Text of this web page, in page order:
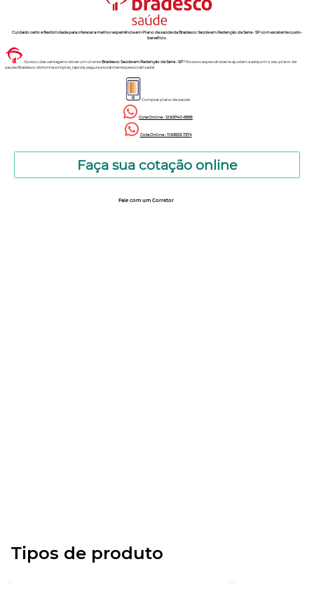
Cuidado certo e flexibilidade para oferecer a melhor experiência em Plano de saúde da Bradesco Saúde em Redenção da Serra - SP com excelente custo-
benefício.
Gostou das vantagens de ser um cliente Bradesco Saúdeem Redenção da Serra - SP? Nossos especialistas te ajudam a adquirir o seu plano de
saúde Bradesco de forma simples, rápida, segura e totalmente personalizada!
Comprar plano de saúde
Cote Online - 12 9.9740-6958
Cote Online - 11 9.9553-7374
Fale com um Corretor
Faça sua cotação online
Tipos de produto